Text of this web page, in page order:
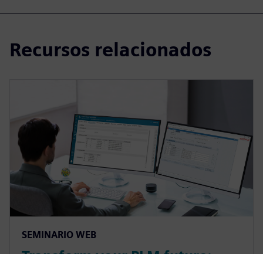
Recursos relacionados
SEMINARIO WEB